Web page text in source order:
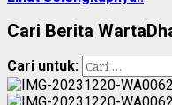
Cari Berita
Cari untuk: